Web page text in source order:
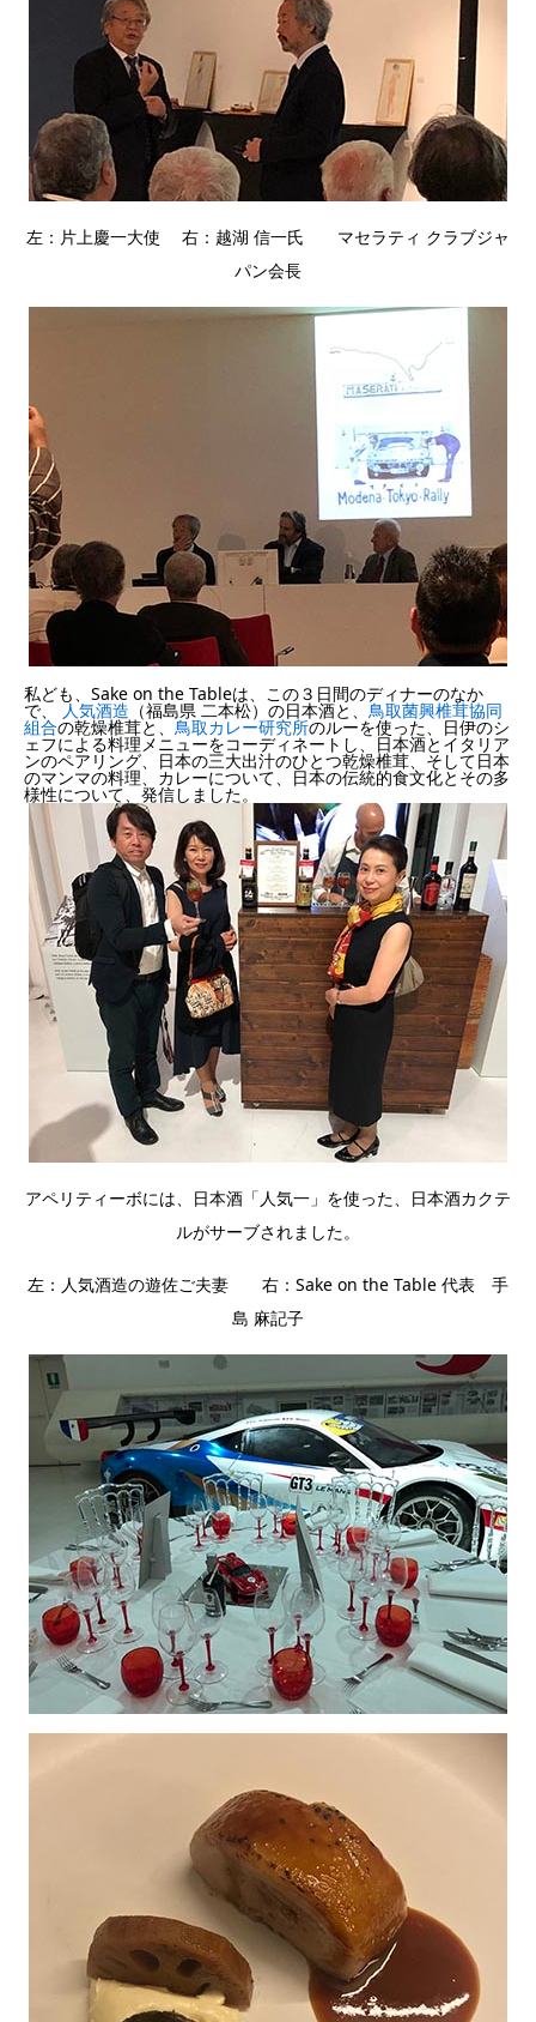
左：片上慶一大使 右：越湖 信一氏 マセラティ クラブジャ
パン会長
私ども、Sake on the Tableは、この３日間のディナーのなか
で、 人気酒造 （福島県 二本松）の日本酒と、 鳥取菌興椎茸協同
組合の乾燥椎茸と、 鳥取カレー研究所のルーを使った、日伊のシ
ェフによる料理メニューをコーディネートし、日本酒とイタリア
ンのペアリング、日本の三大出汁のひとつ乾燥椎茸、そして日本
のマンマの料理、カレーについて、日本の伝統的食文化とその多
様性について、発信しました。
アペリティーボには、日本酒「人気一」を使った、日本酒カクテ
ルがサーブされました。
左：人気酒造の遊佐ご夫妻 右：Sake on the Table 代表 手
島 麻記子